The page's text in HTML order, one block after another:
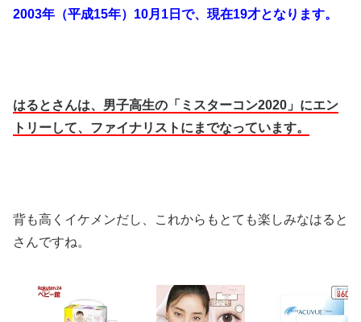
2003年（平成15年）10月1日で、現在19才となります。
はるとさんは、男子高生の「ミスターコン2020」にエン
トリーして、ファイナリストにまでなっています。
背も高くイケメンだし、これからもとても楽しみなはると
さんですね。